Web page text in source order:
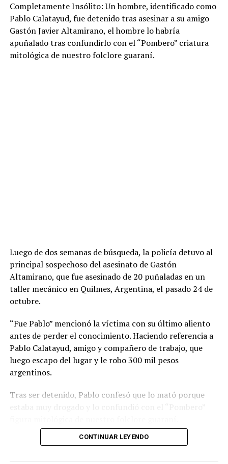
Completamente Insólito: Un hombre, identificado como
Pablo Calatayud, fue detenido tras asesinar a su amigo
Gastón Javier Altamirano, el hombre lo habría
apuñalado tras confundirlo con el “Pombero” criatura
mitológica de nuestro folclore guaraní.
Luego de dos semanas de búsqueda, la policía detuvo al
principal sospechoso del asesinato de Gastón
Altamirano, que fue asesinado de 20 puñaladas en un
taller mecánico en Quilmes, Argentina, el pasado 24 de
octubre.
“Fue Pablo” mencionó la víctima con su último aliento
antes de perder el conocimiento. Haciendo referencia a
Pablo Calatayud, amigo y compañero de trabajo, que
luego escapo del lugar y le robo 300 mil pesos
argentinos.
Tras ser detenido, Pablo confesó que lo mató porque
CONTINUAR LEYENDO